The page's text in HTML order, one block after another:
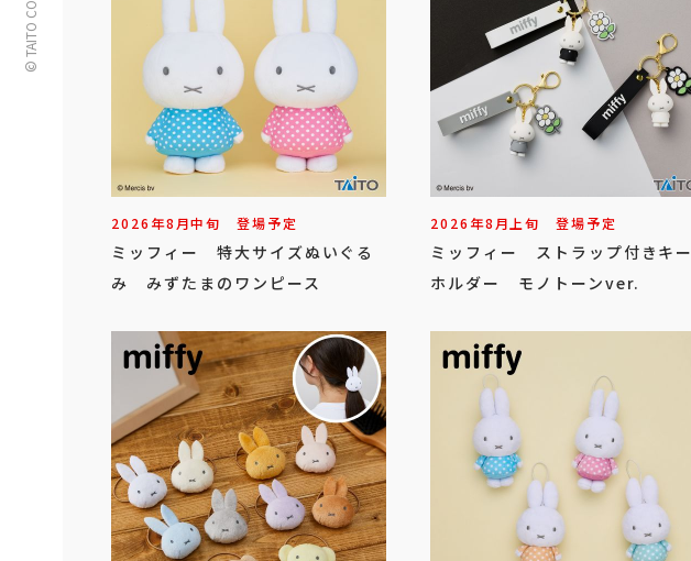
2026年8月中旬 登場予定
ミッフィー 特大サイズぬいぐる
み みずたまのワンピース
2026年8月上旬 登場予定
ミッフィー ストラップ付きキー
ホルダー モノトーンver.